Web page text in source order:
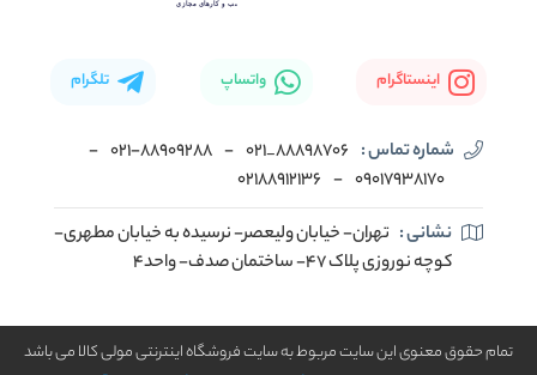
اینستاگرام واتساپ تلگرام
شماره تماس : 88898706_021
- ۰۲۱-۸۸۹۰۹۲۸۸ -
۰۹۰۱۷۹۳۸۱۷۰ -
02188912136
نشانی : تهران- خیابان ولیعصر- نرسیده به خیابان مطهری-
کوچه نوروزی پلاک ۴۷- ساختمان صدف- واحد۴
تمام حقوق معنوی این سایت مربوط به سایت فروشگاه اینترنتی مولی کالا می باشد